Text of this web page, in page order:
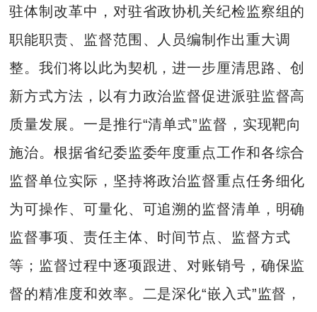
驻体制改革中，对驻省政协机关纪检监察组的
职能职责、监督范围、人员编制作出重大调
整。我们将以此为契机，进一步厘清思路、创
新方式方法，以有力政治监督促进派驻监督高
质量发展。一是推行“清单式”监督，实现靶向
施治。根据省纪委监委年度重点工作和各综合
监督单位实际，坚持将政治监督重点任务细化
为可操作、可量化、可追溯的监督清单，明确
监督事项、责任主体、时间节点、监督方式
等；监督过程中逐项跟进、对账销号，确保监
督的精准度和效率。二是深化“嵌入式”监督，